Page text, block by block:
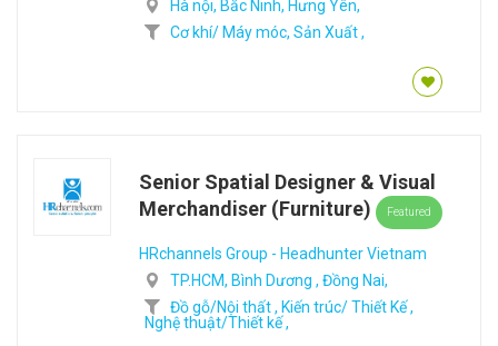
Hà nội, Bắc Ninh, Hưng Yên,
Cơ khí/ Máy móc, Sản Xuất ,
Senior Spatial Designer & Visual
Merchandiser (Furniture)
Featured
HRchannels Group - Headhunter Vietnam
TP.HCM, Bình Dương , Đồng Nai,
Đồ gỗ/Nội thất , Kiến trúc/ Thiết Kế ,
Nghệ thuật/Thiết kế ,